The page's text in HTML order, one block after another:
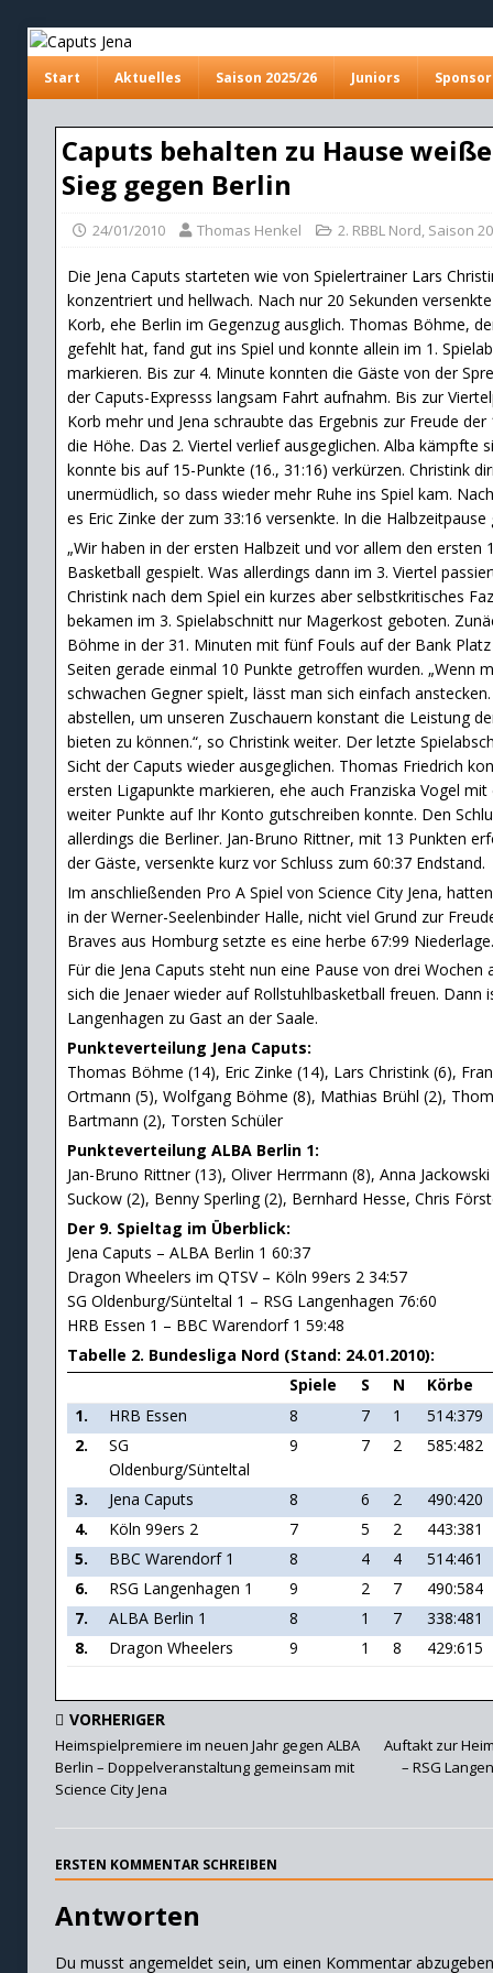
Start Aktuelles Saison 2025/26 Juniors
Caputs behalten zu Hause weiße
Sieg gegen Berlin
24/01/2010 Thomas Henkel 2. RBBL Nord, Saison
Die Jena Caputs starteten wie von Spielertrainer Lars
konzentriert und hellwach. Nach nur 20 Sekunden
Korb, ehe Berlin im Gegenzug ausglich. Thomas Böhme,
gefehlt hat, fand gut ins Spiel und konnte allein im 1.
markieren. Bis zur 4. Minute konnten die Gäste von der
der Caputs-Expresss langsam Fahrt aufnahm. Bis zur
Korb mehr und Jena schraubte das Ergebnis zur Freude
die Höhe. Das 2. Viertel verlief ausgeglichen. Alba kämpfte
konnte bis auf 15-Punkte (16., 31:16) verkürzen. Christink
unermüdlich, so dass wieder mehr Ruhe ins Spiel kam.
es Eric Zinke der zum 33:16 versenkte. In die Halbzeitpause
„Wir haben in der ersten Halbzeit und vor allem den ersten
Basketball gespielt. Was allerdings dann im 3. Viertel
Christink nach dem Spiel ein kurzes aber selbstkritisches
bekamen im 3. Spielabschnitt nur Magerkost geboten.
Böhme in der 31. Minuten mit fünf Fouls auf der Bank
Seiten gerade einmal 10 Punkte getroffen wurden. „Wenn
schwachen Gegner spielt, lässt man sich einfach
abstellen, um unseren Zuschauern konstant die Leistung
bieten zu können.“, so Christink weiter. Der letzte
Sicht der Caputs wieder ausgeglichen. Thomas Friedrich
ersten Ligapunkte markieren, ehe auch Franziska Vogel
weiter Punkte auf Ihr Konto gutschreiben konnte. Den
allerdings die Berliner. Jan-Bruno Rittner, mit 13 Punkten
der Gäste, versenkte kurz vor Schluss zum 60:37 Endstand.
Im anschließenden Pro A Spiel von Science City Jena,
in der Werner-Seelenbinder Halle, nicht viel Grund zur
Braves aus Homburg setzte es eine herbe 67:99 Niederlage.
Für die Jena Caputs steht nun eine Pause von drei Wochen
sich die Jenaer wieder auf Rollstuhlbasketball freuen. Dann
Langenhagen zu Gast an der Saale.
Punkteverteilung Jena Caputs:
Thomas Böhme (14), Eric Zinke (14), Lars Christink (6),
Ortmann (5), Wolfgang Böhme (8), Mathias Brühl (2),
Bartmann (2), Torsten Schüler
Punkteverteilung ALBA Berlin 1:
Jan-Bruno Rittner (13), Oliver Herrmann (8), Anna
Suckow (2), Benny Sperling (2), Bernhard Hesse, Chris
Der 9. Spieltag im Überblick:
Jena Caputs – ALBA Berlin 1 60:37
Dragon Wheelers im QTSV – Köln 99ers 2 34:57
SG Oldenburg/Sünteltal 1 – RSG Langenhagen 76:60
HRB Essen 1 – BBC Warendorf 1 59:48
Tabelle 2. Bundesliga Nord (Stand: 24.01.2010):
Spiele
S N
Körbe
1.
HRB Essen 8 7 1
514:379
2.
SG
Oldenburg/Sünteltal
9 7 2 585:482
3. Jena Caputs 8 6 2
490:420
4.
Köln 99ers 2 7 5 2
443:381
5.
BBC Warendorf 1 8 4 4
514:461
6.
RSG Langenhagen 1 9 2 7
490:584
7.
ALBA Berlin 1 8 1 7
338:481
8.
Dragon Wheelers 9 1 8 429:615
VORHERIGER
Heimspielpremiere im neuen Jahr gegen ALBA
Berlin – Doppelveranstaltung gemeinsam mit
Science City Jena
Auftakt zur
– RSG
ERSTEN KOMMENTAR SCHREIBEN
Antworten
Du musst angemeldetsein, um einen Kommentar